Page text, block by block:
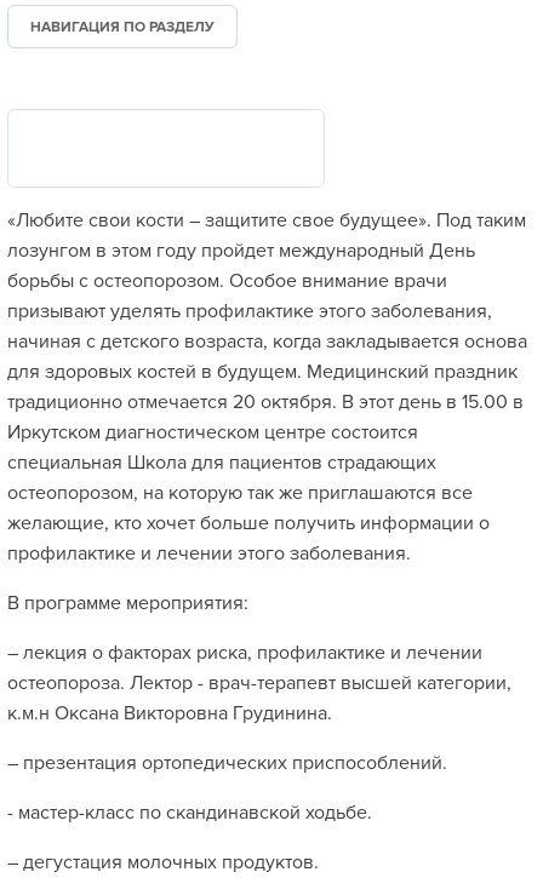
ПАЦИЕНТУ
НАВИГАЦИЯ ПО РАЗДЕЛУ
«Любите свои кости – защитите свое будущее». Под таким
лозунгом в этом году пройдет международный День
борьбы с остеопорозом. Особое внимание врачи
призывают уделять профилактике этого заболевания,
начиная с детского возраста, когда закладывается основа
для здоровых костей в будущем. Медицинский праздник
традиционно отмечается 20 октября. В этот день в 15.00 в
Иркутском диагностическом центре состоится
специальная Школа для пациентов страдающих
остеопорозом, на которую так же приглашаются все
желающие, кто хочет больше получить информации о
профилактике и лечении этого заболевания.
В программе мероприятия:
– лекция о факторах риска, профилактике и лечении
остеопороза. Лектор - врач-терапевт высшей категории,
к.м.н Оксана Викторовна Грудинина.
– презентация ортопедических приспособлений.
- мастер-класс по скандинавской ходьбе.
– дегустация молочных продуктов.